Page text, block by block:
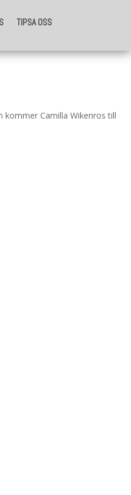
TIPSA OSS
TIPSA OSS
kommer Camilla Wikenros till